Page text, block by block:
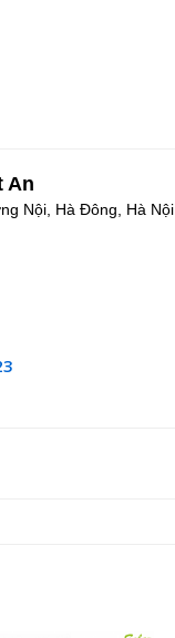
An
Nội, Hà Đông, Hà Nội